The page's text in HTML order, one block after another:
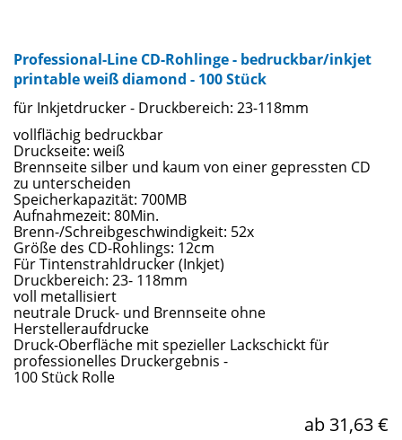
Professional-Line CD-Rohlinge - bedruckbar/inkjet
printable weiß diamond - 100 Stück
für Inkjetdrucker - Druckbereich: 23-118mm
vollflächig bedruckbar
Druckseite: weiß
Brennseite silber und kaum von einer gepressten CD
zu unterscheiden
Speicherkapazität: 700MB
Aufnahmezeit: 80Min.
Brenn-/Schreibgeschwindigkeit: 52x
Größe des CD-Rohlings: 12cm
Für Tintenstrahldrucker (Inkjet)
Druckbereich: 23- 118mm
voll metallisiert
neutrale Druck- und Brennseite ohne
Herstelleraufdrucke
Druck-Oberfläche mit spezieller Lackschickt für
professionelles Druckergebnis -
100 Stück Rolle
ab 31,63 €